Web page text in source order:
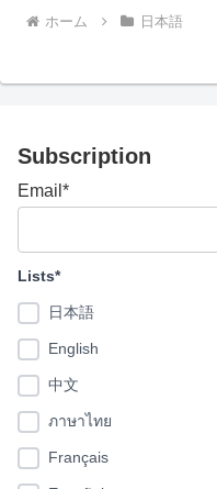
ホーム 日本語
Subscription
Email*
Lists*
日本語
English
中文
ภาษาไทย
Français